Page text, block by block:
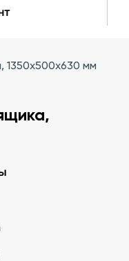
1350х500х630 мм